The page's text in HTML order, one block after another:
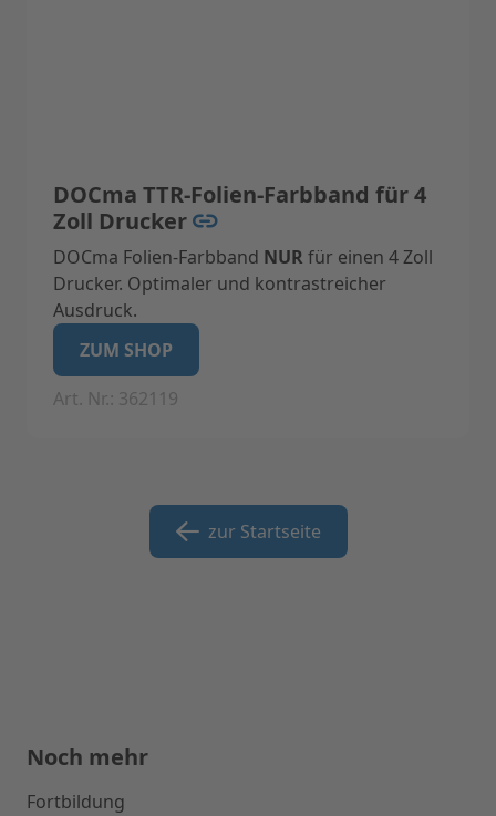
DOCma TTR-Folien-Farbband für 4
Zoll Drucker
DOCma Folien-Farbband NUR für einen 4 Zoll
Drucker. Optimaler und kontrastreicher
Ausdruck.
Geeignet nur für
ZUM SHOP
Art. Nr.: 362119
zur Startseite
Noch mehr
Fortbildung